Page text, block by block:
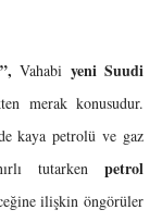
Vahabi yeni Suudi
merak konusudur.
kaya petrolü ve gaz
tutarken petrol
ilişkin öngörüler